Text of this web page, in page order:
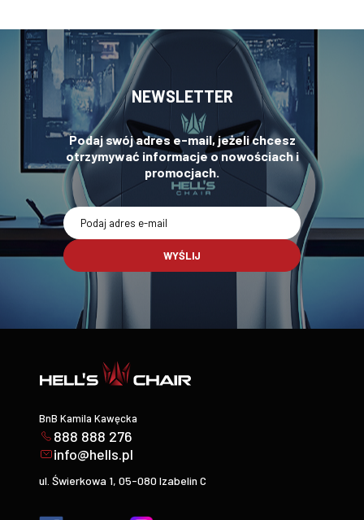
NEWSLETTER
Podaj swój adres e-mail, jeżeli chcesz
otrzymywać informacje o nowościach i
promocjach.
WYŚLIJ
BnB Kamila Kawęcka
888 888 276
info@hells.pl
ul. Świerkowa 1, 05-080 Izabelin C